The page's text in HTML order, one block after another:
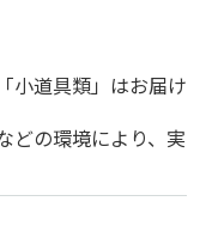
小道具類」はお届け
どの環境により、実